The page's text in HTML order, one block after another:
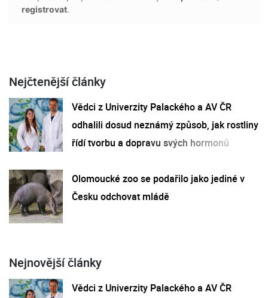
registrovat.
Nejčtenější články
Vědci z Univerzity Palackého a AV ČR
odhalili dosud neznámý způsob, jak rostliny
řídí tvorbu a dopravu svých hormonů
Olomoucké zoo se podařilo jako jediné v
Česku odchovat mládě
Nejnovější články
Vědci z Univerzity Palackého a AV ČR